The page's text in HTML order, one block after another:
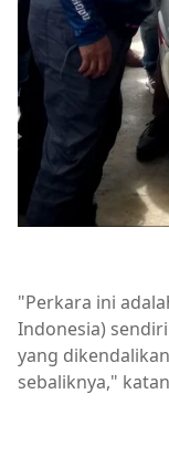
"Perkara ini
Indonesia)
yang
sebaliknya,"